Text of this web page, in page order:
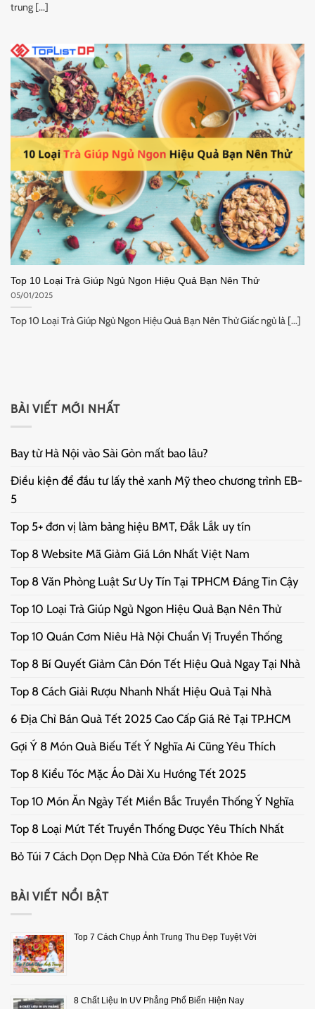
trung [...]
Top 10 Loại Trà Giúp Ngủ Ngon Hiệu Quả Bạn Nên Thử
05/01/2025
Top 10 Loại Trà Giúp Ngủ Ngon Hiệu Quả Bạn Nên Thử Giấc ngủ là [...]
BÀI VIẾT MỚI NHẤT
Bay từ Hà Nội vào Sài Gòn mất bao lâu?
Điều kiện để đầu tư lấy thẻ xanh Mỹ theo chương trình EB-
5
Top 5+ đơn vị làm bảng hiệu BMT, Đắk Lắk uy tín
Top 8 Website Mã Giảm Giá Lớn Nhất Việt Nam
Top 8 Văn Phòng Luật Sư Uy Tín Tại TPHCM Đáng Tin Cậy
Top 10 Loại Trà Giúp Ngủ Ngon Hiệu Quả Bạn Nên Thử
Top 10 Quán Cơm Niêu Hà Nội Chuẩn Vị Truyền Thống
Top 8 Bí Quyết Giảm Cân Đón Tết Hiệu Quả Ngay Tại Nhà
Top 8 Cách Giải Rượu Nhanh Nhất Hiệu Quả Tại Nhà
6 Địa Chỉ Bán Quà Tết 2025 Cao Cấp Giá Rẻ Tại TP.HCM
Gợi Ý 8 Món Quà Biếu Tết Ý Nghĩa Ai Cũng Yêu Thích
Top 8 Kiểu Tóc Mặc Áo Dài Xu Hướng Tết 2025
Top 10 Món Ăn Ngày Tết Miền Bắc Truyền Thống Ý Nghĩa
Top 8 Loại Mứt Tết Truyền Thống Được Yêu Thích Nhất
Bỏ Túi 7 Cách Dọn Dẹp Nhà Cửa Đón Tết Khỏe Re
BÀI VIẾT NỔI BẬT
Top 7 Cách Chụp Ảnh Trung Thu Đẹp Tuyệt Vời
8 Chất Liệu In UV Phẳng Phổ Biến Hiện Nay